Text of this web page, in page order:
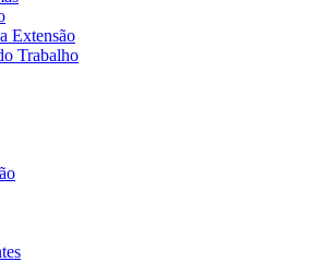
Extensão
Trabalho